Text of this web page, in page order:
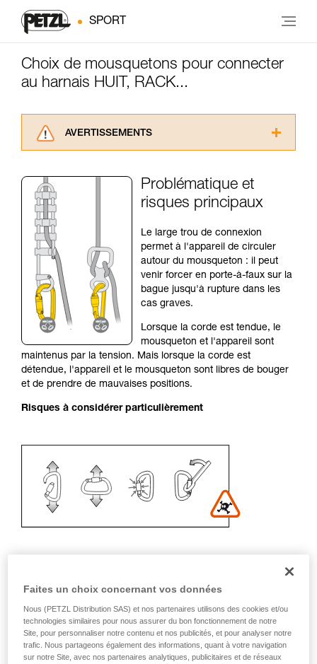
SPORT
Choix de mousquetons pour connecter
au harnais HUIT, RACK...
AVERTISSEMENTS
consulter. Vous devez avoir compris les
informations de la notice technique pour
Maîtriser ces techniques nécessite une
formation et un entraînement spécifique. Validez
avec un professionnel votre capacité à refaire
la manipulation, seul, en toute sécurité, avant
de la reproduire en autonomie.
Nous donnons des exemples de techniques
liées à votre activité. Il peut en exister d’autres
que nous ne décrivons pas ici.
Problématique et
risques principaux
Le large trou de connexion
permet à l'appareil de circuler
autour du mousqueton : il peut
venir forcer en porte-à-faux sur la
bague jusqu'à rupture dans les
cas graves.
Lorsque la corde est tendue, le
mousqueton et l'appareil sont
maintenus par la tension. Mais lorsque la corde est
détendue, l'appareil et le mousqueton sont libres de bouger
et de prendre de mauvaises positions.
Risques à considérer particulièrement
Recommandation de mousqueton et
accessoires
- Utilisez un mousqueton en forme de D.
- Choisissez le type de verrouillage selon votre
Faites un choix concernant vos données
Nous (PETZL Distribution SAS) et nos partenaires utilisons des cookies et/ou
technologies similaires pour nous assurer du bon fonctionnement de notre
Site, pour personnaliser notre contenu et nos publicités, et pour analyser notre
trafic. Nous partageons également des informations, quant à votre navigation
sur notre Site, avec nos partenaires analytiques, publicitaires et de réseaux